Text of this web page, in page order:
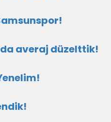
averaj düzelttik!